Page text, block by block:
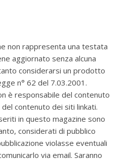
non rappresenta una testata
aggiornato senza alcuna
considerarsi un prodotto
n° 62 del 7.03.2001.
è responsabile del contenuto
contenuto dei siti linkati.
in questo magazine sono
considerati di pubblico
violasse eventuali
via email. Saranno